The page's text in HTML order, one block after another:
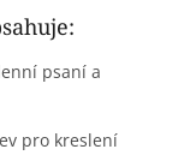
psaní a
pro kreslení